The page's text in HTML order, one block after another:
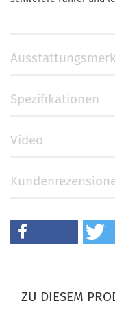
Spezifikationen
Video
ZU DIESEM